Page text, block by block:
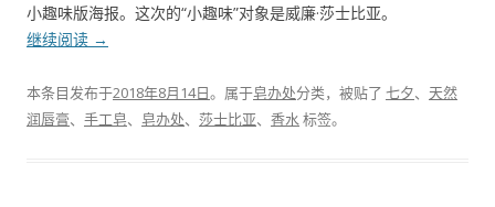
小趣味版海报。这次的“小趣味”对象是威廉·莎士比亚。
继续阅读 →
本条目发布于2018年8月14日。属于皂办处分类，被贴了 七夕、 天然
润唇膏、 手工皂、 皂办处、 莎士比亚、 香水标签。